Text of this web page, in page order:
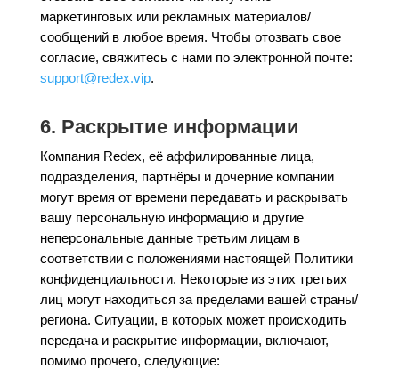
маркетинговых или рекламных материалов/
сообщений в любое время. Чтобы отозвать свое
согласие, свяжитесь с нами по электронной почте:
support@redex.vip.
6. Раскрытие информации
Компания Redex, её аффилированные лица,
подразделения, партнёры и дочерние компании
могут время от времени передавать и раскрывать
вашу персональную информацию и другие
неперсональные данные третьим лицам в
соответствии с положениями настоящей Политики
конфиденциальности. Некоторые из этих третьих
лиц могут находиться за пределами вашей страны/
региона. Ситуации, в которых может происходить
передача и раскрытие информации, включают,
помимо прочего, следующие: